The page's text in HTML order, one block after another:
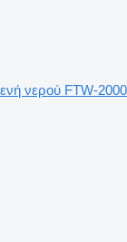
νερού FTW-2000